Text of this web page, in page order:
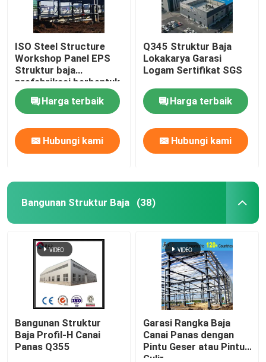
ISO Steel Structure
Workshop Panel EPS
Struktur baja
prefabrikasi berbentuk
H
Harga terbaik
Hubungi kami
Q345 Struktur Baja
Lokakarya Garasi
Logam Sertifikat SGS
Harga terbaik
Hubungi kami
Bangunan Struktur Baja (38)
Bangunan Struktur
Baja Profil-H Canai
Panas Q355
Garasi Rangka Baja
Canai Panas dengan
Pintu Geser atau Pintu
Gulir